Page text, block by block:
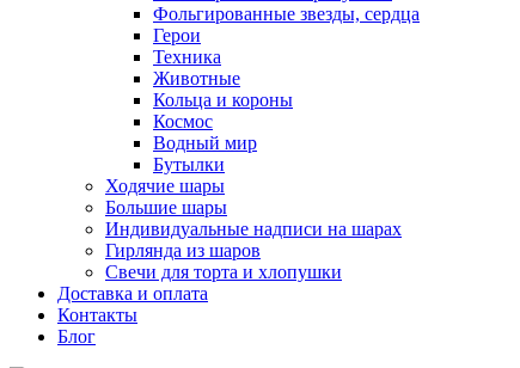
Фольгированные звезды, сердца
Герои
Техника
Животные
Кольца и короны
Космос
Водный мир
Бутылки
Ходячие шары
Большие шары
Индивидуальные надписи на шарах
Гирлянда из шаров
Свечи для торта и хлопушки
Доставка и оплата
Контакты
Блог